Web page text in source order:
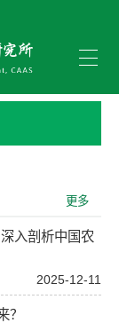
更多
入剖析中国农
2025-12-11
？